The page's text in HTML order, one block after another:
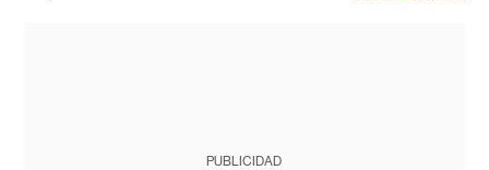
PUBLICIDAD